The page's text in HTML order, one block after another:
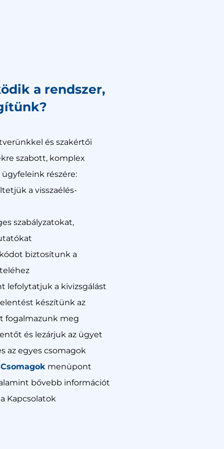
a rendszer,
és szakértői
szabott, komplex
részére:
a visszaélés-
szabályzatokat,
biztosítunk a
lefolytatjuk a kivizsgálást
készítünk az
fogalmazunk meg
és lezárjuk az ügyet
az egyes csomagok
Csomagok menüpont
bővebb információt
Kapcsolatok